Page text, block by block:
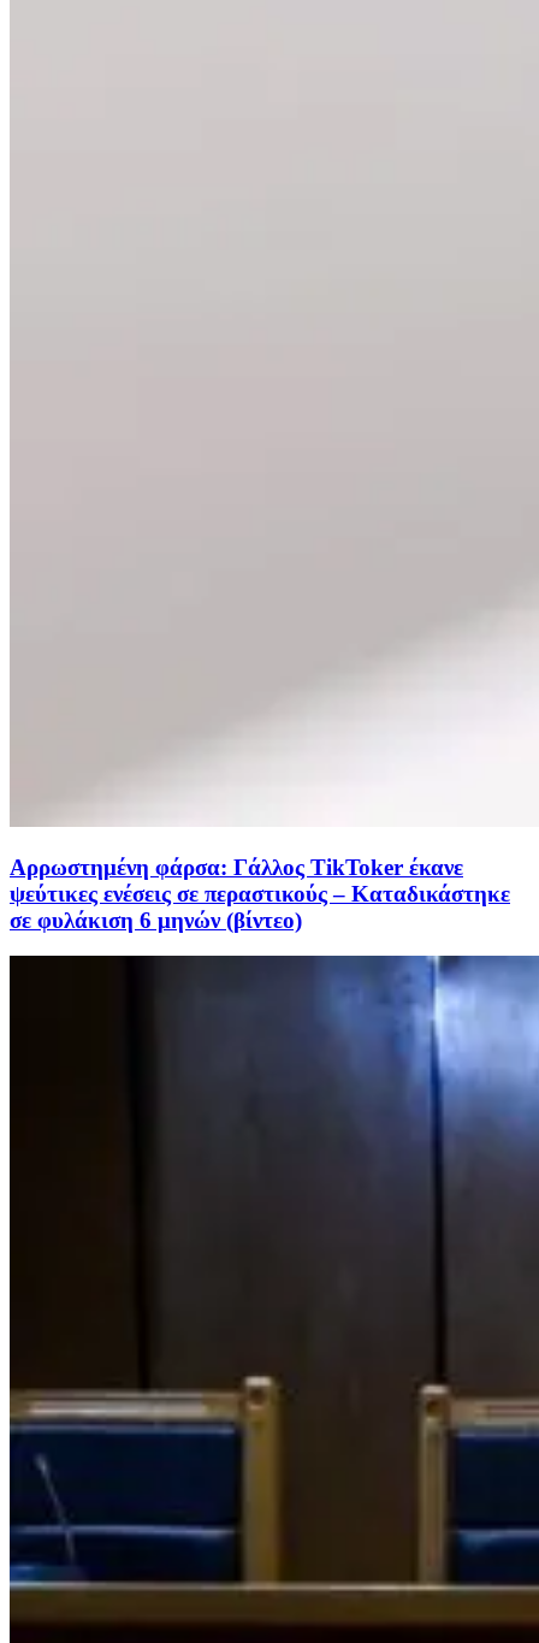
Αρρωστημένη φάρσα: Γάλλος TikToker έκανε
ψεύτικες ενέσεις σε περαστικούς – Καταδικάστηκε
σε φυλάκιση 6 μηνών (βίντεο)